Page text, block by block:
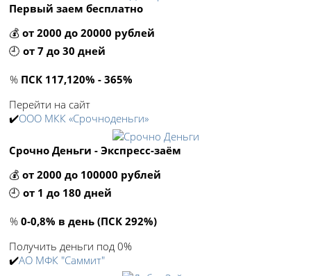
Первый заем бесплатно
💰от 2000 до 20000 рублей
🕘от 7 до 30 дней
% ПСК 117,120% - 365%
Перейти на сайт
✔️ООО МКК «Срочноденьги»
Срочно Деньги - Экспресс-заём
💰от 2000 до 100000 рублей
🕘от 1 до 180 дней
% 0-0,8% в день (ПСК 292%)
Получить деньги под 0%
✔️АО МФК "Саммит"